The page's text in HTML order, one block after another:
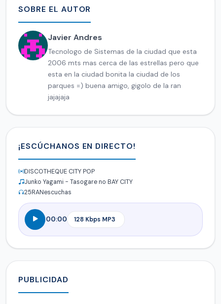
SOBRE EL AUTOR
Javier Andres
Tecnologo de Sistemas de la ciudad que esta
2006 mts mas cerca de las estrellas pero que
esta en la ciudad bonita la ciudad de los
parques =) buena amigo, gigolo de la ran
jajajaja
¡ESCÚCHANOS EN DIRECTO!
DISCOTHEQUE CITY POP
Junko Yagami - Tasogare no BAY CITY
25RANescuchas
00:00
PUBLICIDAD